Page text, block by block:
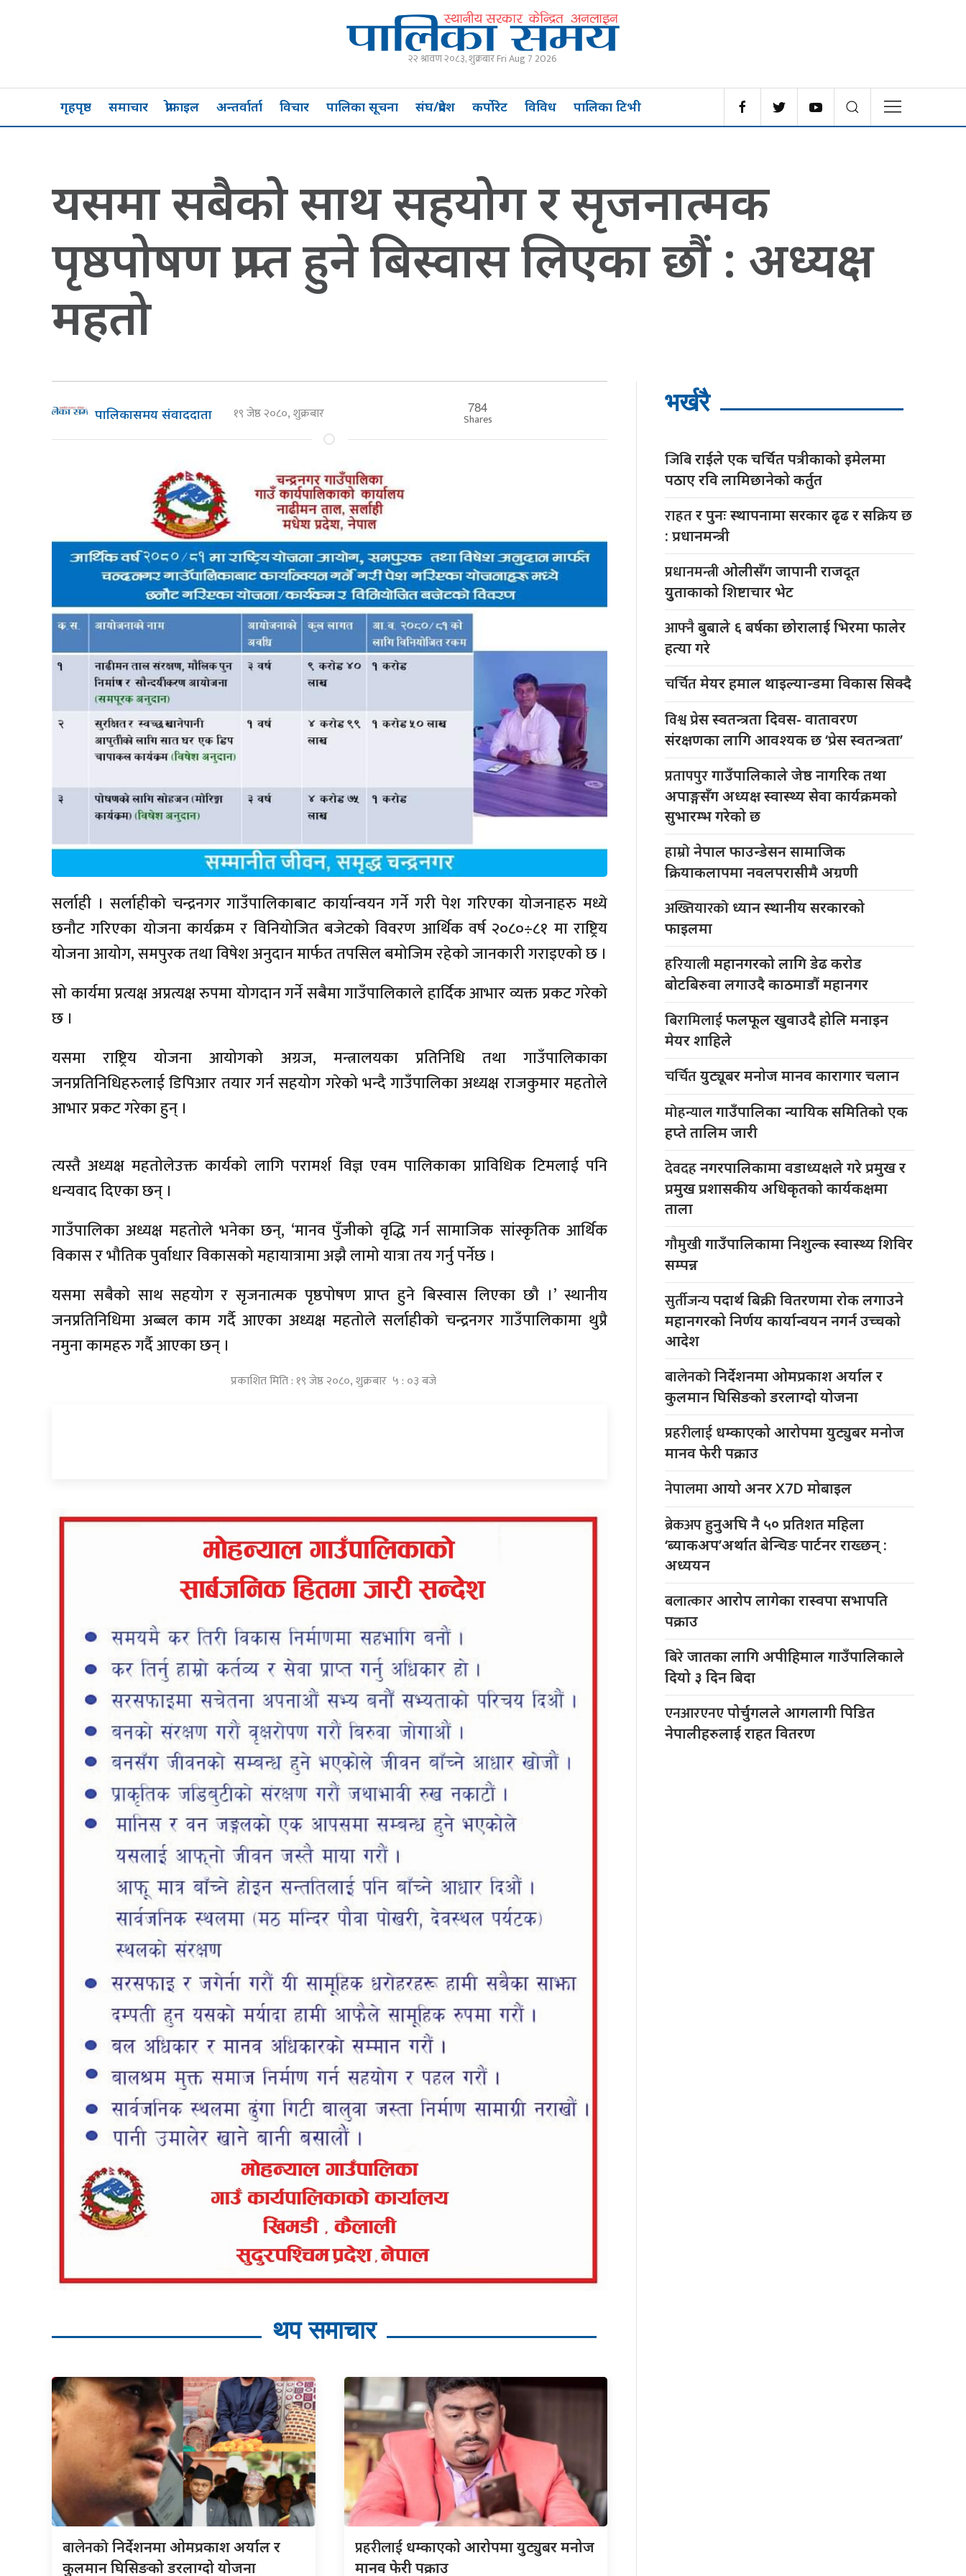
२२ श्रावण २०८३, शुक्रबार Fri Aug 7 2026
गृहपृष्ठ समाचार प्रोफाइल अन्तर्वार्ता विचार पालिका सूचना संघ/प्रदेश कर्पोरेट विविध पालिका टिभी
यसमा सबैको साथ सहयोग र सृजनात्मक
पृष्ठपोषण प्राप्त हुने बिस्वास लिएका छौं : अध्यक्ष
महतो
पालिकासमय संवाददाता १९ जेष्ठ २०८०, शुक्रबार 784
Shares
सर्लाही । सर्लाहीको चन्द्रनगर गाउँपालिकाबाट कार्यान्वयन गर्ने गरी पेश गरिएका योजनाहरु मध्ये
छनौट गरिएका योजना कार्यक्रम र विनियोजित बजेटको विवरण आर्थिक वर्ष २०८०÷८१ मा राष्ट्रिय
योजना आयोग, समपुरक तथा विषेश अनुदान मार्फत तपसिल बमोजिम रहेको जानकारी गराइएको छ ।
सो कार्यमा प्रत्यक्ष अप्रत्यक्ष रुपमा योगदान गर्ने सबैमा गाउँपालिकाले हार्दिक आभार व्यक्त प्रकट गरेको
छ ।
यसमा राष्ट्रिय योजना आयोगको अग्रज, मन्त्रालयका प्रतिनिधि तथा गाउँपालिकाका
जनप्रतिनिधिहरुलाई डिपिआर तयार गर्न सहयोग गरेको भन्दै गाउँपालिका अध्यक्ष राजकुमार महतोले
आभार प्रकट गरेका हुन् ।
त्यस्तै अध्यक्ष महतोलेउक्त कार्यको लागि परामर्श विज्ञ एवम पालिकाका प्राविधिक टिमलाई पनि
धन्यवाद दिएका छन् ।
गाउँपालिका अध्यक्ष महतोले भनेका छन्, ‘मानव पुँजीको वृद्धि गर्न सामाजिक सांस्कृतिक आर्थिक
विकास र भौतिक पुर्वाधार विकासको महायात्रामा अझै लामो यात्रा तय गर्नु पर्नेछ ।
यसमा सबैको साथ सहयोग र सृजनात्मक पृष्ठपोषण प्राप्त हुने बिस्वास लिएका छौ ।’ स्थानीय
जनप्रतिनिधिमा अब्बल काम गर्दै आएका अध्यक्ष महतोले सर्लाहीको चन्द्रनगर गाउँपालिकामा थुप्रै
नमुना कामहरु गर्दै आएका छन् ।
प्रकाशित मिति : १९ जेष्ठ २०८०, शुक्रबार ५ : ०३ बजे
थप समाचार
बालेनकोनिर्देशनमा ओमप्रकाश अर्याल र
कुलमान घिसिङको डरलाग्दो योजना
प्रहरीलाई धम्काएको आरोपमा युट्युबर मनोज
मानव फेरी पक्राउ
भर्खरै
जिबिराईले एक चर्चित पत्रीकाको इमेलमा
पठाए रवि लामिछानेको कर्तुत
राहतर पुनः स्थापनामा सरकार ढृढ र सक्रिय छ
: प्रधानमन्त्री
प्रधानमन्त्रीओलीसँग जापानी राजदूत
युुताकाको शिष्टाचार भेट
आफ्नैबुबाले ६ बर्षका छोरालाई भिरमा फालेर
हत्या गरे
चर्चितमेयर हमाल थाइल्यान्डमा विकास सिक्दै
विश्वप्रेस स्वतन्त्रता दिवस- वातावरण
संरक्षणका लागि आवश्यक छ ‘प्रेस स्वतन्त्रता’
प्रतापपुरगाउँपालिकाले जेष्ठ नागरिक तथा
अपाङ्गसँग अध्यक्ष स्वास्थ्य सेवा कार्यक्रमको
सुभारम्भ गरेको छ
हाम्रोनेपाल फाउन्डेसन सामाजिक
क्रियाकलापमा नवलपरासीमै अग्रणी
अख्तियारको ध्यान स्थानीय सरकारको
फाइलमा
हरियालीमहानगरको लागि डेढ करोड
बोटबिरुवा लगाउदै काठमाडौं महानगर
बिरामिलाईफलफूल खुवाउदै होलि मनाइन
मेयर शाहिले
चर्चितयुट्यूबर मनोज मानव कारागार चलान
मोहन्यालगाउँपालिका न्यायिक समितिको एक
हप्ते तालिम जारी
देवदहनगरपालिकामा वडाध्यक्षले गरे प्रमुख र
प्रमुख प्रशासकीय अधिकृतको कार्यकक्षमा
ताला
गौमुखीगाउँपालिकामा निशुल्क स्वास्थ्य शिविर
सम्पन्न
सुर्तीजन्यपदार्थ बिक्री वितरणमा रोक लगाउने
महानगरको निर्णय कार्यान्वयन नगर्न उच्चको
आदेश
बालेनकोनिर्देशनमा ओमप्रकाश अर्याल र
कुलमान घिसिङको डरलाग्दो योजना
प्रहरीलाई धम्काएको आरोपमा युट्युबर मनोज
मानव फेरी पक्राउ
नेपालमाआयो अनर X7D मोबाइल
ब्रेकअपहुनुअघि नै ५० प्रतिशत महिला
‘ब्याकअप’अर्थात बेन्चिङ पार्टनर राख्छन् :
अध्ययन
बलात्कारआरोप लागेका रास्वपा सभापति
पक्राउ
बिरेजातका लागि अपीहिमाल गाउँपालिकाले
दियो ३ दिन बिदा
एनआरएनएपोर्चुगलले आगलागी पिडित
नेपालीहरुलाई राहत वितरण